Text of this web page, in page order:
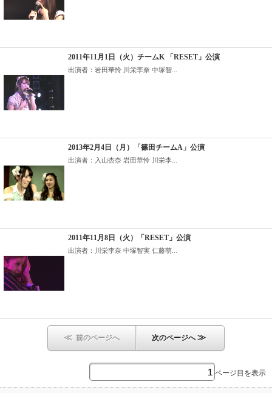
2011年11月1日（火）チームK 「RESET」公演
出演者：岩田華怜 川栄李奈 中塚智...
2013年2月4日（月）「篠田チームA」公演
出演者：入山杏奈 岩田華怜 川栄李...
2011年11月8日（火）「RESET」公演
出演者：川栄李奈 中塚智実 仁藤萌...
≪ 前のページへ 次のページへ≫
ページ目を表示